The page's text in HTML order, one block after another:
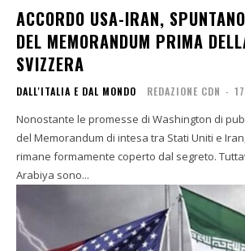
ACCORDO USA-IRAN,
DEL MEMORANDUM PRIMA
SVIZZERA
DALL'ITALIA E DAL MONDO REDAZIONE CDN -
Nonostante le promesse di Washington di
del Memorandum di intesa tra Stati Uniti e
rimane formamente coperto dal segreto.
Arabiya sono...